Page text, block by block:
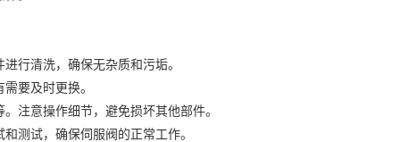
行清洗，确保无杂质和污垢。
要及时更换。
意操作细节，避免损坏其他部件。
测试，确保伺服阀的正常工作。